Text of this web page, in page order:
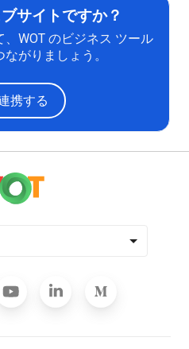
サイトですか？
WOT のビジネス ツール
がりましょう。
携する